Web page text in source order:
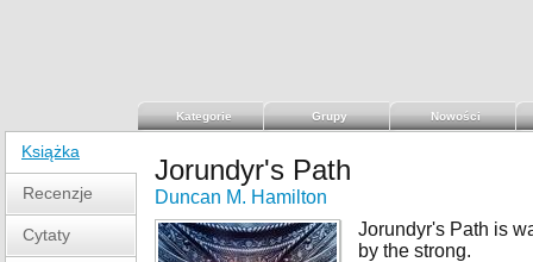
Kategorie Grupy Nowości
Książka
Recenzje
Cytaty
Jorundyr's Path
Duncan M. Hamilton
Jorundyr's Path is
by the strong.